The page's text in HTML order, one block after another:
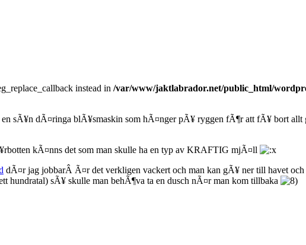
instead in /var/www/jaktlabrador.net/public_html/
sÃ¥n dÃ¤ringa blÃ¥smaskin som hÃ¤nger pÃ¥ ryggen fÃ¶r att fÃ¥ bort allt
kÃ¤nns det som man skulle ha en typ av KRAFTIG mjÃ¤ll
dÃ¤r jag jobbarÂ Ã¤r det verkligen vackert och man kan gÃ¥ ner till havet och
hundratal) sÃ¥ skulle man behÃ¶va ta en dusch nÃ¤r man kom tillbaka